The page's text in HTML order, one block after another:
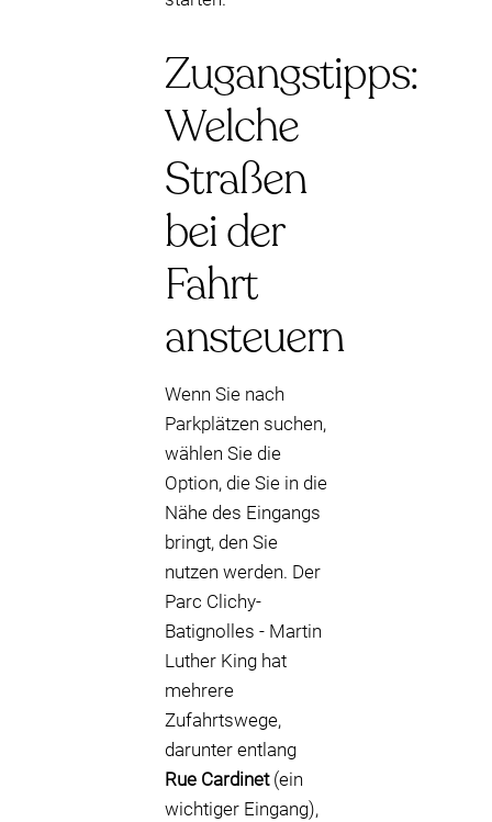
Zugangstipps:
Welche
Straßen
bei der
Fahrt
ansteuern
Wenn Sie nach
Parkplätzen suchen,
wählen Sie die
Option, die Sie in die
Nähe des Eingangs
bringt, den Sie
nutzen werden. Der
Parc Clichy-
Batignolles - Martin
Luther King hat
mehrere
Zufahrtswege,
darunter entlang
Rue Cardinet(ein
wichtiger Eingang),